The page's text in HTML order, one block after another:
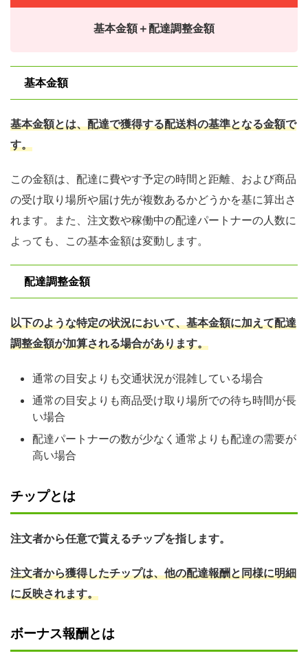
基本金額＋配達調整金額
基本金額
基本金額とは、配達で獲得する配送料の基準となる金額で
す。
この金額は、配達に費やす予定の時間と距離、および商品
の受け取り場所や届け先が複数あるかどうかを基に算出さ
れます。また、注⽂数や稼働中の配達パートナーの⼈数に
よっても、この基本⾦額は変動します。
配達調整金額
以下のような特定の状況において、基本金額に加えて配達
調整金額が加算される場合があります。
通常の目安よりも交通状況が混雑している場合
通常の目安よりも商品受け取り場所での待ち時間が長
い場合
配達パートナーの数が少なく通常よりも配達の需要が
高い場合
チップとは
注文者から任意で貰えるチップを指します。
注文者から獲得したチップは、他の配達報酬と同様に明細
に反映されます。
ボーナス報酬とは